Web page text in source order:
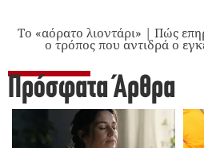
Το «αόρατο λιοντάρι» | Πώς
ο τρόπος που αντιδρά ο
Πρόσφατα Άρθρα